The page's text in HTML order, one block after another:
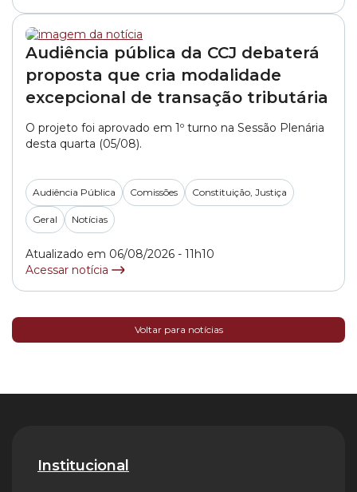
Audiência pública da CCJ debaterá
proposta que cria modalidade
excepcional de transação tributária
O projeto foi aprovado em 1º turno na Sessão Plenária
desta quarta (05/08).
Audiência Pública Comissões Constituição, Justiça
Geral Notícias
Atualizado em 06/08/2026 - 11h10
Acessar notícia
Voltar para notícias
Institucional